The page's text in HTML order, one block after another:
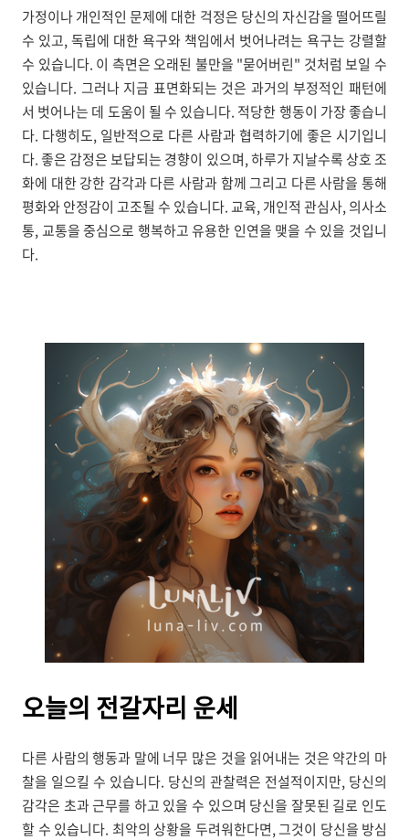
가정이나 개인적인 문제에 대한 걱정은 당신의 자신감을 떨어뜨릴
수 있고, 독립에 대한 욕구와 책임에서 벗어나려는 욕구는 강렬할
수 있습니다. 이 측면은 오래된 불만을 "묻어버린" 것처럼 보일 수
있습니다. 그러나 지금 표면화되는 것은 과거의 부정적인 패턴에
서 벗어나는 데 도움이 될 수 있습니다. 적당한 행동이 가장 좋습니
다. 다행히도, 일반적으로 다른 사람과 협력하기에 좋은 시기입니
다. 좋은 감정은 보답되는 경향이 있으며, 하루가 지날수록 상호 조
화에 대한 강한 감각과 다른 사람과 함께 그리고 다른 사람을 통해
평화와 안정감이 고조될 수 있습니다. 교육, 개인적 관심사, 의사소
통, 교통을 중심으로 행복하고 유용한 인연을 맺을 수 있을 것입니
다.
오늘의 전갈자리 운세
다른 사람의 행동과 말에 너무 많은 것을 읽어내는 것은 약간의 마
찰을 일으킬 수 있습니다. 당신의 관찰력은 전설적이지만, 당신의
감각은 초과 근무를 하고 있을 수 있으며 당신을 잘못된 길로 인도
할 수 있습니다. 최악의 상황을 두려워한다면, 그것이 당신을 방심